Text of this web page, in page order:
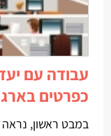
עבודה עם
כפרטים
במבט ראשון,